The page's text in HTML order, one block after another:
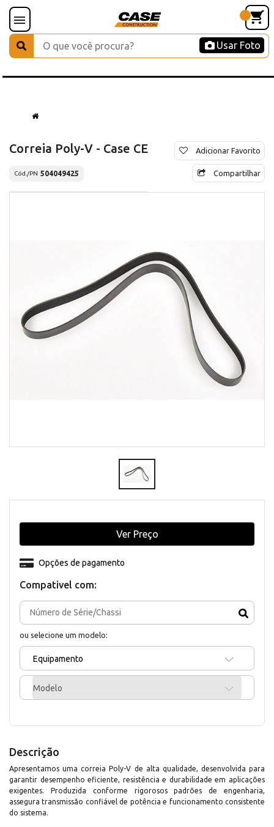
Usar Foto
Correia Poly-V - Case CE
Cód./PN 504049425
Adicionar Favorito
Compartilhar
Compativel com:
ou selecione um modelo:
Equipamento
Modelo
Opções de pagamento
Ver Preço
Descrição
Apresentamos uma correia Poly-V de alta qualidade, desenvolvida para
garantir desempenho eficiente, resistência e durabilidade em aplicações
exigentes. Produzida conforme rigorosos padrões de engenharia,
assegura transmissão confiável de potência e funcionamento consistente
do sistema.